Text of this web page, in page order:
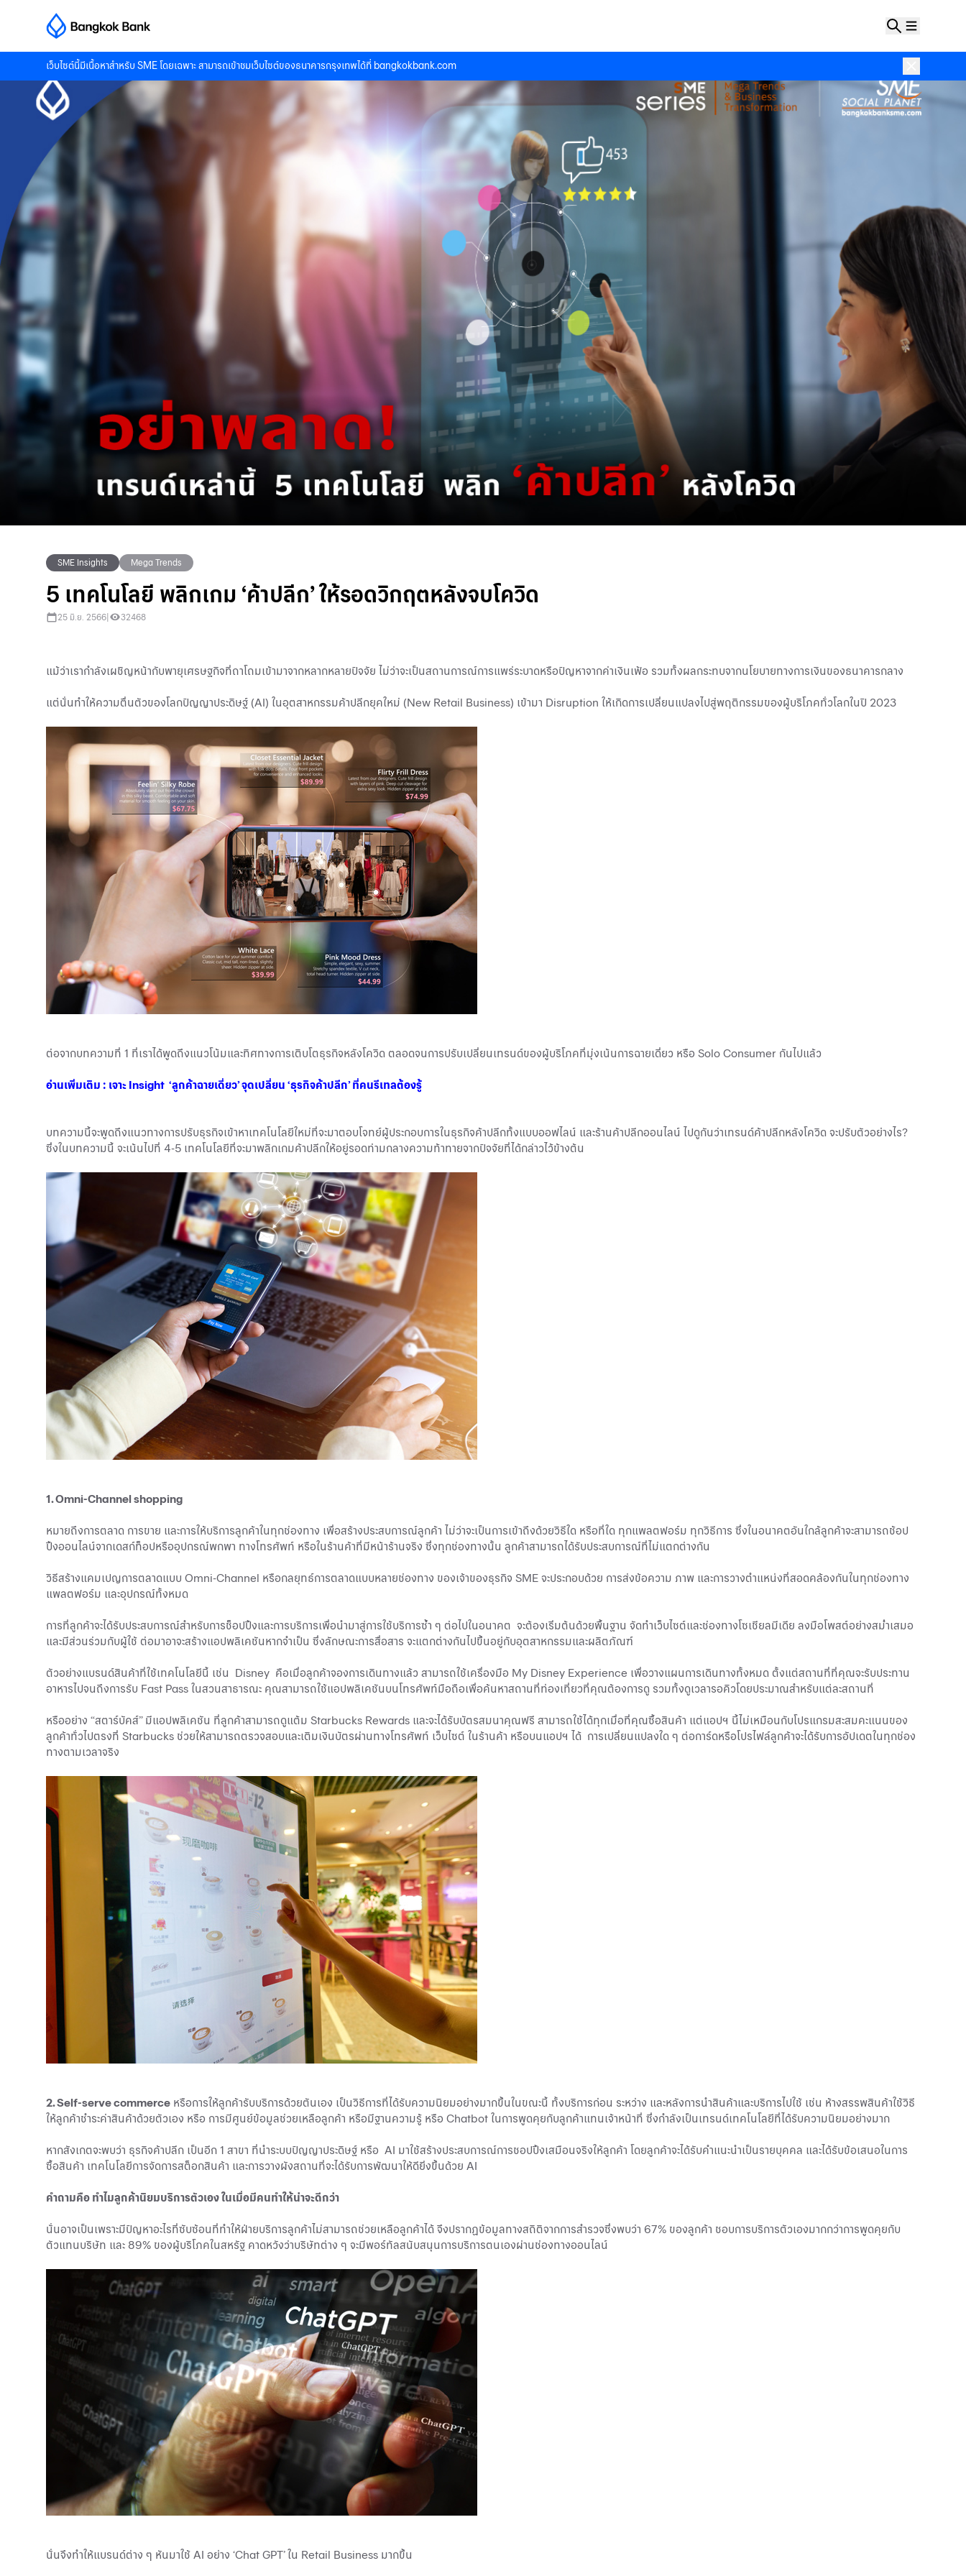
เว็บไซต์นี้มีเนื้อหาสำหรับ SME โดยเฉพาะ สามารถเข้าชมเว็บไซต์ของธนาคารกรุงเทพได้ที่ bangkokbank.com
SME Insights Mega Trends
5 เทคโนโลยี พลิกเกม ‘ค้าปลีก’ ให้รอดวิกฤตหลังจบโควิด
25 มิ.ย. 2566 32468
แม้ว่าเรากำลังเผชิญหน้ากับพายุเศรษฐกิจที่ถาโถมเข้ามาจากหลากหลายปัจจัย ไม่ว่าจะเป็นสถานการณ์การแพร่ระบาดหรือปัญหาจากค่าเงินเฟ้อ รวมทั้งผลกระทบจากนโยบายทางการเงินของธนาคารกลาง
แต่นั่นทำให้ความตื่นตัวของโลกปัญญาประดิษฐ์ (AI) ในอุตสาหกรรมค้าปลีกยุคใหม่ (New Retail Business) เข้ามา Disruption ให้เกิดการเปลี่ยนแปลงไปสู่พฤติกรรมของผู้บริโภคทั่วโลกในปี 2023
ต่อจากบทความที่ 1 ที่เราได้พูดถึงแนวโน้มและทิศทางการเติบโตธุรกิจหลังโควิด ตลอดจนการปรับเปลี่ยนเทรนด์ของผู้บริโภคที่มุ่งเน้นการฉายเดี่ยว หรือ Solo Consumer กันไปแล้ว
อ่านเพิ่มเติม : เจาะ Insight ‘ลูกค้าฉายเดี่ยว’ จุดเปลี่ยน ‘ธุรกิจค้าปลีก’ ที่คนรีเทลต้องรู้
บทความนี้จะพูดถึงแนวทางการปรับธุรกิจเข้าหาเทคโนโลยีใหม่ที่จะมาตอบโจทย์ผู้ประกอบการในธุรกิจค้าปลีกทั้งแบบออฟไลน์ และร้านค้าปลีกออนไลน์ ไปดูกันว่าเทรนด์ค้าปลีกหลังโควิด จะปรับตัวอย่างไร?
ซึ่งในบทความนี้ จะเน้นไปที่ 4-5 เทคโนโลยีที่จะมาพลิกเกมค้าปลีกให้อยู่รอดท่ามกลางความท้าทายจากปัจจัยที่ได้กล่าวไว้ข้างต้น
1. Omni-Channel shopping
หมายถึงการตลาด การขาย และการให้บริการลูกค้าในทุกช่องทาง เพื่อสร้างประสบการณ์ลูกค้า ไม่ว่าจะเป็นการเข้าถึงด้วยวิธีใด หรือที่ใด ทุกแพลตฟอร์ม ทุกวิธีการ ซึ่งในอนาคตอันใกล้ลูกค้าจะสามารถช้อป
ปิ้งออนไลน์จากเดสก์ท็อปหรืออุปกรณ์พกพา ทางโทรศัพท์ หรือในร้านค้าที่มีหน้าร้านจริง ซึ่งทุกช่องทางนั้น ลูกค้าสามารถได้รับประสบการณ์ที่ไม่แตกต่างกัน
วิธีสร้างแคมเปญการตลาดแบบ Omni-Channel หรือกลยุทธ์การตลาดแบบหลายช่องทาง ของเจ้าของธุรกิจ SME จะประกอบด้วย การส่งข้อความ ภาพ และการวางตำแหน่งที่สอดคล้องกันในทุกช่องทาง
แพลตฟอร์ม และอุปกรณ์ทั้งหมด
การที่ลูกค้าจะได้รับประสบการณ์สำหรับการช็อปปิ้งและการบริการเพื่อนำมาสู่การใช้บริการซ้ำ ๆ ต่อไปในอนาคต จะต้องเริ่มต้นด้วยพื้นฐาน จัดทำเว็บไซต์และช่องทางโซเชียลมีเดีย ลงมือโพสต์อย่างสม่ำเสมอ
และมีส่วนร่วมกับผู้ใช้ ต่อมาอาจะสร้างแอปพลิเคชันหากจำเป็น ซึ่งลักษณะการสื่อสาร จะแตกต่างกันไปขึ้นอยู่กับอุตสาหกรรมและผลิตภัณฑ์
ตัวอย่างแบรนด์สินค้าที่ใช้เทคโนโลยีนี้ เช่น Disney คือเมื่อลูกค้าจองการเดินทางแล้ว สามารถใช้เครื่องมือ My Disney Experience เพื่อวางแผนการเดินทางทั้งหมด ตั้งแต่สถานที่ที่คุณจะรับประทาน
อาหารไปจนถึงการรับ Fast Pass ในสวนสาธารณะ คุณสามารถใช้แอปพลิเคชันบนโทรศัพท์มือถือเพื่อค้นหาสถานที่ท่องเที่ยวที่คุณต้องการดู รวมทั้งดูเวลารอคิวโดยประมาณสำหรับแต่ละสถานที่
หรืออย่าง “สตาร์บัคส์” มีแอปพลิเคชัน ที่ลูกค้าสามารถดูแต้ม Starbucks Rewards และจะได้รับบัตรสมนาคุณฟรี สามารถใช้ได้ทุกเมื่อที่คุณซื้อสินค้า แต่แอปฯ นี้ไม่เหมือนกับโปรแกรมสะสมคะแนนของ
ลูกค้าทั่วไปตรงที่ Starbucks ช่วยให้สามารถตรวจสอบและเติมเงินบัตรผ่านทางโทรศัพท์ เว็บไซต์ ในร้านค้า หรือบนแอปฯ ได้ การเปลี่ยนแปลงใด ๆ ต่อการ์ดหรือโปรไฟล์ลูกค้าจะได้รับการอัปเดตในทุกช่อง
ทางตามเวลาจริง
2. Self-serve commerce หรือการให้ลูกค้ารับบริการด้วยตันเอง เป็นวิธีการที่ได้รับความนิยมอย่างมากขึ้นในขณะนี้ ทั้งบริการก่อน ระหว่าง และหลังการนำสินค้าและบริการไปใช้ เช่น ห้างสรรพสินค้าใช้วิธี
ให้ลูกค้าชำระค่าสินค้าด้วยตัวเอง หรือ การมีศูนย์ข้อมูลช่วยเหลือลูกค้า หรือมีฐานความรู้ หรือ Chatbot ในการพูดคุยกับลูกค้าแทนเจ้าหน้าที่ ซึ่งกำลังเป็นเทรนด์เทคโนโลยีที่ได้รับความนิยมอย่างมาก
หากสังเกตจะพบว่า ธุรกิจค้าปลีก เป็นอีก 1 สาขา ที่นำระบบปัญญาประดิษฐ์ หรือ AI มาใช้สร้างประสบการณ์การชอปปิ้งเสมือนจริงให้ลูกค้า โดยลูกค้าจะได้รับคำแนะนำเป็นรายบุคคล และได้รับข้อเสนอในการ
ซื้อสินค้า เทคโนโลยีการจัดการสต็อกสินค้า และการวางผังสถานที่จะได้รับการพัฒนาให้ดียิ่งขึ้นด้วย AI
คำถามคือ ทำไมลูกค้านิยมบริการตัวเอง ในเมื่อมีคนทำให้น่าจะดีกว่า
นั่นอาจเป็นเพราะมีปัญหาอะไรที่ซับซ้อนที่ทำให้ฝ่ายบริการลูกค้าไม่สามารถช่วยเหลือลูกค้าได้ จึงปรากฏข้อมูลทางสถิติจากการสำรวจซึ่งพบว่า 67% ของลูกค้า ชอบการบริการตัวเองมากกว่าการพูดคุยกับ
ตัวแทนบริษัท และ 89% ของผู้บริโภคในสหรัฐ คาดหวังว่าบริษัทต่าง ๆ จะมีพอร์ทัลสนับสนุนการบริการตนเองผ่านช่องทางออนไลน์
นั่นจึงทำให้แบรนด์ต่าง ๆ หันมาใช้ AI อย่าง ‘Chat GPT’ ใน Retail Business มากขึ้น